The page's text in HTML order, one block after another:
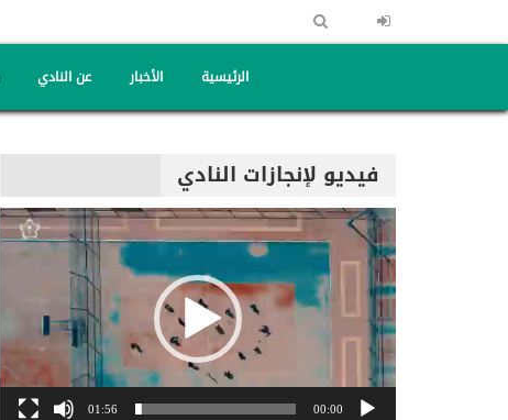
الرئيسية الأخبار عن النادي
فيديو لإنجازات النادي
مشغل
الفيديو
00:00
01:56